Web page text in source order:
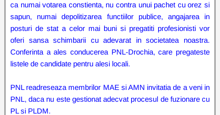
ca numai votarea constienta, nu contra unui pachet cu orez si
sapun, numai depolitizarea functiilor publice, angajarea in
posturi de stat a celor mai buni si pregatiti profesionisti vor
oferi sansa schimbarii cu adevarat in societatea noastra.
Conferinta a ales conducerea PNL-Drochia, care pregateste
listele de candidate pentru alesi locali.
PNL readreseaza membrilor MAE si AMN invitatia de a veni in
PNL, daca nu este gestionat adecvat procesul de fuzionare cu
PL si PLDM.